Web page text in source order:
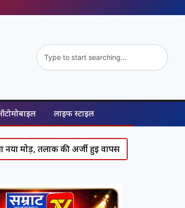
लाइफ स्टाइल
की अर्जी हुई वापस Supreme Court का